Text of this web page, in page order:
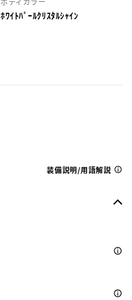
ﾎﾜｲﾄﾊﾟｰﾙｸﾘｽﾀﾙｼｬｲﾝ
装備説明/用語解説